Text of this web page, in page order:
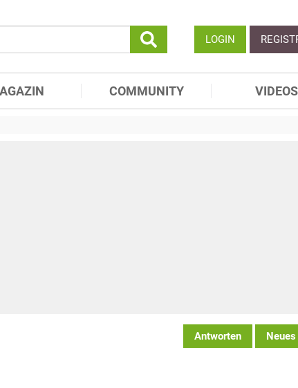
LOGIN
COMMUNITY VIDEOS
Antworten